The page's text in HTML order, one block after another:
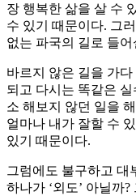
장 행복한 삶을 살 수
수 있기 때문이다. 그
없는 파국의 길로 들
바르지 않은 길을 가
되고 다시는 똑같은
소 해보지 않던 일을
얼마나 내가 잘할 수
있기 때문이다.
그럼에도 불구하고 대
하나가 ‘외도’ 아닐까